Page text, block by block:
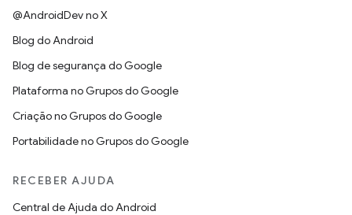
@AndroidDev no X
Blog do Android
Blog de segurança do Google
Plataforma no Grupos do Google
Criação no Grupos do Google
Portabilidade no Grupos do Google
RECEBER AJUDA
Central de Ajuda do Android